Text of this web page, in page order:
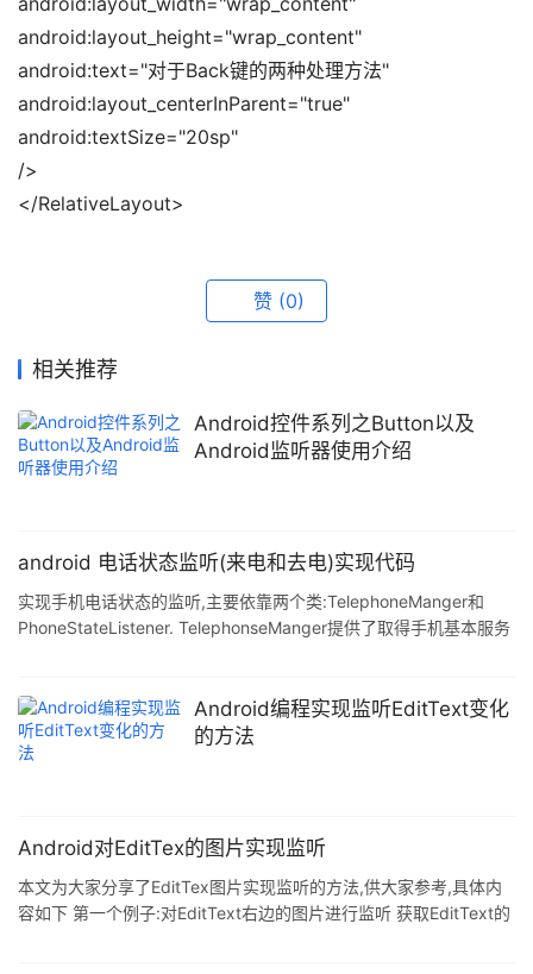
android:layout_height="wrap_content"
android:text="对于Back键的两种处理方法"
android:layout_centerInParent="true"
android:textSize="20sp"
/>
</RelativeLayout>
赞 (0)
相关推荐
Android控件系列之Button以及
Android监听器使用介绍
android 电话状态监听(来电和去电)实现代码
实现手机电话状态的监听,主要依靠两个类:TelephoneManger和
PhoneStateListener. TelephonseManger提供了取得手机基本服务
改变.我们不能对TelephonyManager进行实例化,只能通过获取服务
的形式:
Context.getSystemService(Context.TELEPHONY_SERVICE);
Android编程实现监听EditText变化
的方法
Android对EditTex的图片实现监听
本文为大家分享了EditTex图片实现监听的方法,供大家参考,具体内
容如下 第一个例子:对EditText右边的图片进行监听 获取EditText的